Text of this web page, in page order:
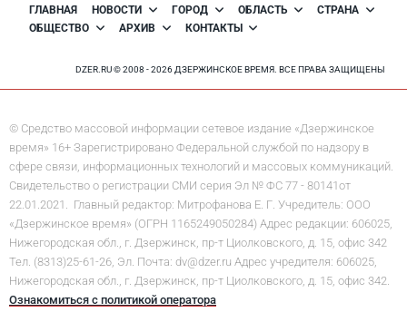
ГЛАВНАЯ НОВОСТИ ГОРОД ОБЛАСТЬ
СТРАНА
ОБЩЕСТВО
АРХИВ КОНТАКТЫ
DZER.RU © 2008 - 2026 ДЗЕРЖИНСКОЕ ВРЕМЯ. ВСЕ ПРАВА ЗАЩИЩЕНЫ
© Средство массовой информации сетевое издание «Дзержинское
время» 16+ Зарегистрировано Федеральной службой по надзору в
сфере связи, информационных технологий и массовых коммуникаций.
Свидетельство о регистрации СМИ серия Эл № ФС 77 - 80141от
22.01.2021. Главный редактор: Митрофанова Е. Г. Учредитель: ООО
«Дзержинское время» (ОГРН 1165249050284) Адрес редакции: 606025,
Нижегородская обл., г. Дзержинск, пр-т Циолковского, д. 15, офис 342
Тел. (8313)25-61-26, Эл. Почта: dv@dzer.ru Адрес учредителя: 606025,
Нижегородская обл., г. Дзержинск, пр-т Циолковского, д. 15, офис 342.
Ознакомиться с политикой оператора